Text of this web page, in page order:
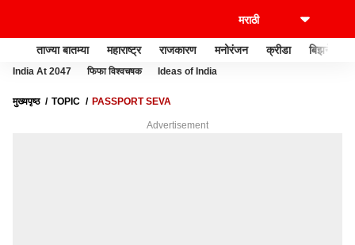
ताज्या बातम्या महाराष्ट्र राजकारण मनोरंजन क्रीडा बिझनेस
India At 2047 फिफा विश्वचषक Ideas of India
मुख्यपृष्ठ TOPIC PASSPORT SEVA
Advertisement